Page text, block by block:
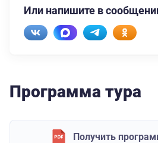
Или напишите в
Программа тура
Получить